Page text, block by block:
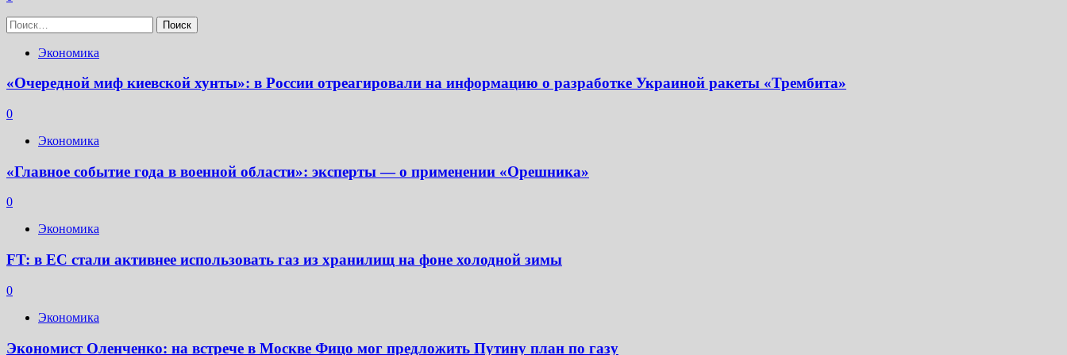
Найти:
Экономика
«Очередной миф киевской хунты»: в России отреагировали на информацию о разработке Украиной ракеты «Трембита»
0
Экономика
«Главное событие года в военной области»: эксперты — о применении «Орешника»
0
Экономика
FT: в ЕС стали активнее использовать газ из хранилищ на фоне холодной зимы
0
Экономика
Экономист Оленченко: на встрече в Москве Фицо мог предложить Путину план по газу